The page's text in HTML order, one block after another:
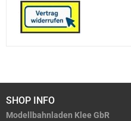
SHOP INFO
Modellbahnladen Klee GbR